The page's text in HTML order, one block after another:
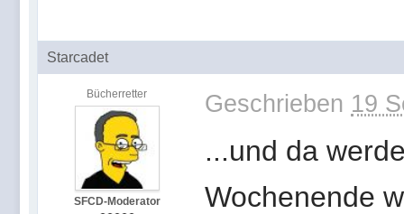
Starcadet
Bücherretter
SFCD-Moderator
Geschrieben 19
...und da
Wochenende